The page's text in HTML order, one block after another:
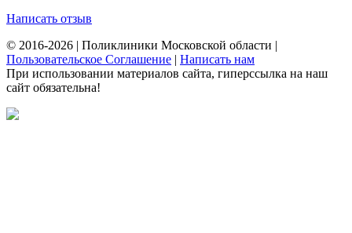
Написать отзыв
© 2016-2026 | Поликлиники Московской области |
Пользовательское Соглашение | Написать нам
При использовании материалов сайта, гиперссылка на наш
сайт обязательна!